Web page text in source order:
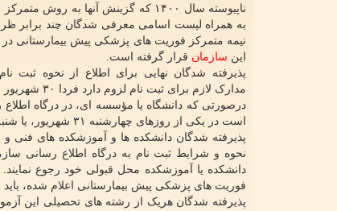
ناپیوسته سال ۱۴۰۰ که گزینش آنها به
به همراه لیست اسامی معرفی شدگان چند برابر
نیمه متمرکز فوریت های پزشکی پیش بیمارستانی در
این سازمان قرار گرفته است.
پذیرفته شدگان نهایی برای اطلاع از نحوه ثبت
مدارک لازم برای ثبت نام لزوم دارد فردا ۳۰ شهریور به درگاه اطلاع رسانی
درصورتی که دانشگاه یا مؤسسه ای، در درگاه
است در یکی از روزهای چهارشنبه ۳۱ شهریور، یا شنبه ۳ مهر برای ثبت نام در محل قبولی خود اقدام نماید.
پذیرفته شدگان دانشکده ها و آموزشکده های
دانشکده یا آموزشکده محل قبولی خود رجوع
فوریت های پزشکی پیش بیمارستانی اعلام شده، باید